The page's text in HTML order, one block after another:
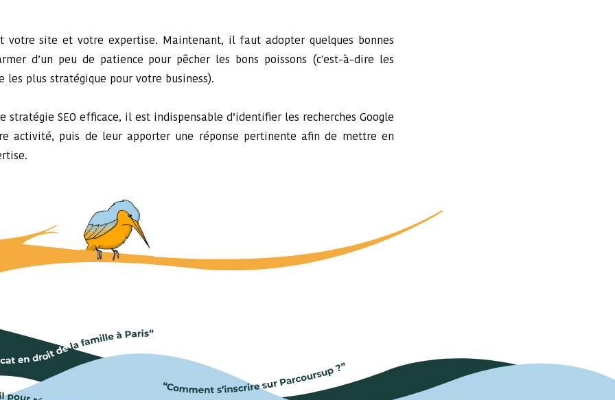
votre site et votre expertise. Maintenant, il faut adopter quelques bonnes
d’un peu de patience pour pêcher les bons poissons (c'est-à-dire les
les plus stratégique pour votre business).
stratégie SEO efficace, il est indispensable d’identifier les recherches Google
activité, puis de leur apporter une réponse pertinente afin de mettre en